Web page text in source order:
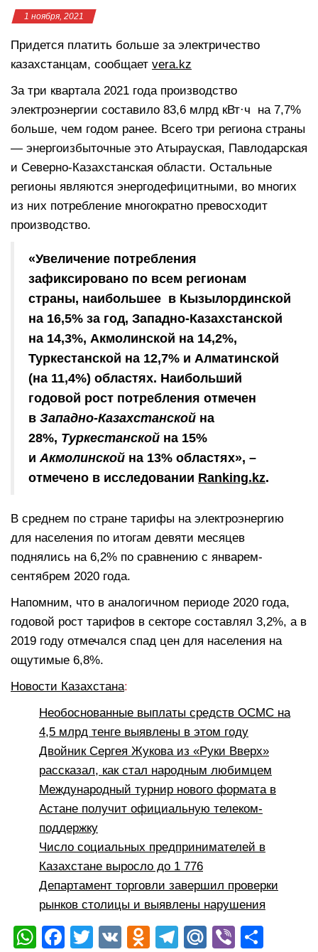
1 ноября, 2021
Придется платить больше за электричество
казахстанцам, сообщает vera.kz
За три квартала 2021 года производство
электроэнергии составило 83,6 млрд кВт·ч на 7,7%
больше, чем годом ранее. Всего три региона страны
— энергоизбыточные это Атырауская, Павлодарская
и Северно-Казахстанская области. Остальные
регионы являются энергодефицитными, во многих
из них потребление многократно превосходит
производство.
«Увеличение потребления
зафиксировано по всем регионам
страны, наибольшее в Кызылординской
на 16,5% за год, Западно-Казахстанской
на 14,3%, Акмолинской на 14,2%,
Туркестанской на 12,7% и Алматинской
(на 11,4%) областях. Наибольший
годовой рост потребления отмечен
в Западно-Казахстанской на
28%, Туркестанской на 15%
и Акмолинской на 13% областях», –
отмечено в исследовании Ranking.kz.
В среднем по стране тарифы на электроэнергию
для населения по итогам девяти месяцев
поднялись на 6,2% по сравнению с январем-
сентябрем 2020 года.
Напомним, что в аналогичном периоде 2020 года,
годовой рост тарифов в секторе составлял 3,2%, а в
2019 году отмечался спад цен для населения на
ощутимые 6,8%.
Новости Казахстана:
Необоснованные выплаты средств ОСМС на
4,5 млрд тенге выявлены в этом году
Двойник Сергея Жукова из «Руки Вверх»
рассказал, как стал народным любимцем
Международный турнир нового формата в
Астане получит официальную телеком-
поддержку
Число социальных предпринимателей в
Казахстане выросло до 1 776
Департамент торговли завершил проверки
рынков столицы и выявлены нарушения
W F
T
V
O
T
M Vi